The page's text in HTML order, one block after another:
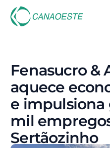
Fenasucro &
aquece
e impulsiona
mil
Sertãozinho